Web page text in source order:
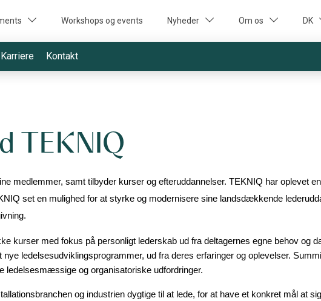
Workshops og events Nyheder Om os DK
Karriere Kontakt
TEKNIQ​
medlemmer, samt tilbyder kurser og efteruddannelser. TEKNIQ har oplevet
set en mulighed for at styrke og modernisere sine landsdækkende
kurser med fokus på personligt lederskab ud fra deltagernes egne behov og
ledelsesudviklingsprogrammer, ud fra deres erfaringer og oplevelser.
ledelsesmæssige og organisatoriske udfordringer.
og industrien dygtige til at lede, for at have et konkret mål at